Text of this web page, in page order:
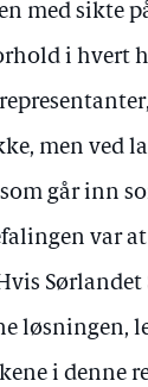
med sikte
i hvert
men ved
går inn
var
Sørlandet
løsningen,
i denne